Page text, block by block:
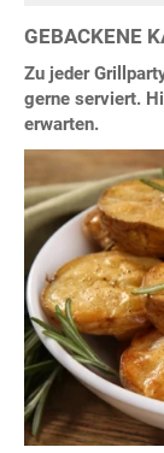
GEBACKENE
Zu jeder
gerne serviert.
erwarten.